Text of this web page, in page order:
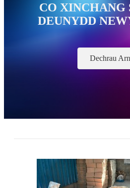
CO XINCHANG
DEUNYDD
Dechrau